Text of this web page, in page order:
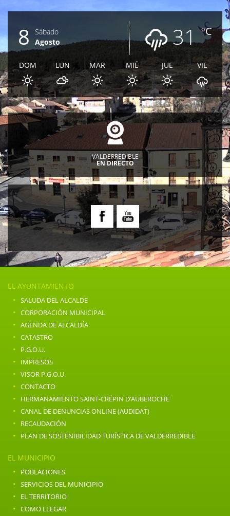
ºC
31
8
Sábado
Agosto
DOM LUN MAR MIÉ JUE VIE
VALDERREDIBLE
EN DIRECTO
EL AYUNTAMIENTO
· SALUDA DEL ALCALDE
· CORPORACIÓN MUNICIPAL
· AGENDA DE ALCALDÍA
· CATASTRO
· P.G.O.U.
· IMPRESOS
· VISOR P.G.O.U.
· CONTACTO
· HERMANAMIENTO SAINT-CRÉPIN D’AUBEROCHE
· CANAL DE DENUNCIAS ONLINE (AUDIDAT)
· RECAUDACIÓN
· PLAN DE SOSTENIBILIDAD TURÍSTICA DE VALDERREDIBLE
EL MUNICIPIO
· POBLACIONES
· SERVICIOS DEL MUNICIPIO
· EL TERRITORIO
· COMO LLEGAR